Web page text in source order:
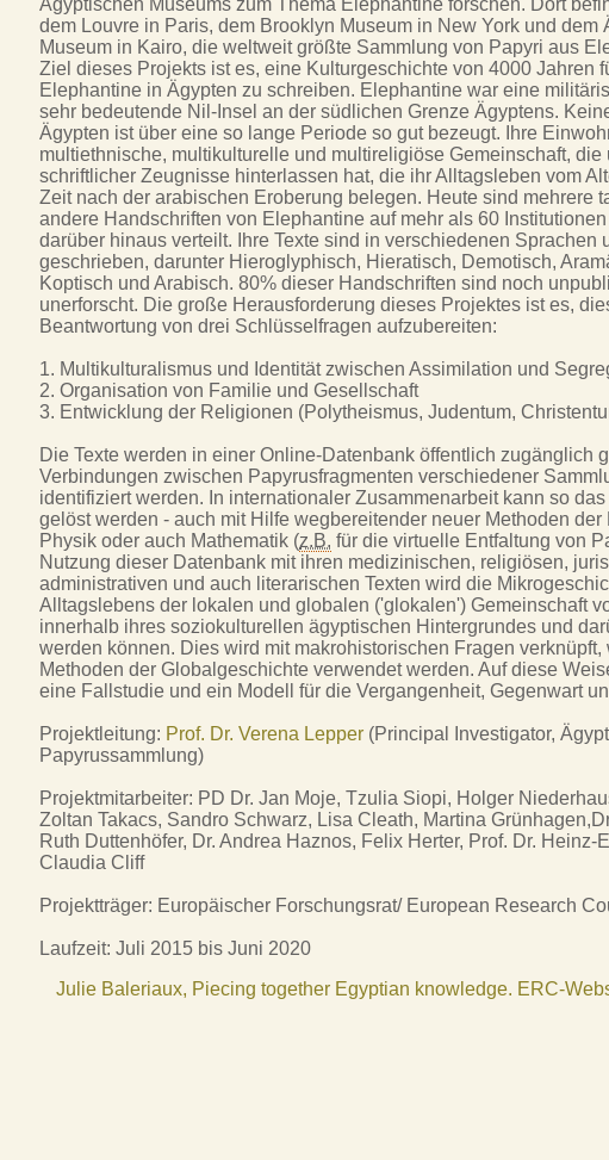
dem Louvre in Paris, dem Brooklyn Museum in New York und dem
Museum in Kairo, die weltweit größte Sammlung von Papyri aus
Ziel dieses Projekts ist es, eine Kulturgeschichte von 4000 Jahren
Elephantine in Ägypten zu schreiben. Elephantine war eine
sehr bedeutende Nil-Insel an der südlichen Grenze Ägyptens.
Ägypten ist über eine so lange Periode so gut bezeugt. Ihre
multiethnische, multikulturelle und multireligiöse Gemeinschaft, die
schriftlicher Zeugnisse hinterlassen hat, die ihr Alltagsleben vom
Zeit nach der arabischen Eroberung belegen. Heute sind mehrere
andere Handschriften von Elephantine auf mehr als 60
darüber hinaus verteilt. Ihre Texte sind in verschiedenen Sprachen
geschrieben, darunter Hieroglyphisch, Hieratisch, Demotisch,
Koptisch und Arabisch. 80% dieser Handschriften sind noch
unerforscht. Die große Herausforderung dieses Projektes ist es,
Beantwortung von drei Schlüsselfragen aufzubereiten:
1. Multikulturalismus und Identität zwischen Assimilation und
2. Organisation von Familie und Gesellschaft
3. Entwicklung der Religionen (Polytheismus, Judentum,
Die Texte werden in einer Online-Datenbank öffentlich zugänglich
Verbindungen zwischen Papyrusfragmenten verschiedener
identifiziert werden. In internationaler Zusammenarbeit kann so
gelöst werden - auch mit Hilfe wegbereitender neuer Methoden
Physik oder auch Mathematik (z.B. für die virtuelle Entfaltung von
Nutzung dieser Datenbank mit ihren medizinischen, religiösen,
administrativen und auch literarischen Texten wird die
Alltagslebens der lokalen und globalen ('glokalen') Gemeinschaft
innerhalb ihres soziokulturellen ägyptischen Hintergrundes und
werden können. Dies wird mit makrohistorischen Fragen
Methoden der Globalgeschichte verwendet werden. Auf diese
eine Fallstudie und ein Modell für die Vergangenheit, Gegenwart
Projektleitung: Prof. Dr. Verena Lepper (Principal Investigator,
Papyrussammlung)
Projektmitarbeiter: PD Dr. Jan Moje, Tzulia Siopi, Holger
Zoltan Takacs, Sandro Schwarz, Lisa Cleath, Martina
Ruth Duttenhöfer, Dr. Andrea Haznos, Felix Herter, Prof. Dr. Heinz-
Claudia Cliff
Projektträger: Europäischer Forschungsrat/ European Research
Laufzeit: Juli 2015 bis Juni 2020
Julie Baleriaux, Piecing together Egyptian knowledge. ERC-